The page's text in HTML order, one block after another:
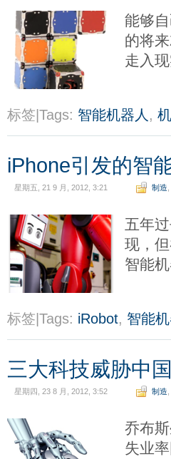
能够
的将
走入现
标签|Tags: 智能机器人 ,
iPhone引发的智
星期五, 21 9 月, 2012, 3:21 制造
五年
现，
智能
标签|Tags: iRobot, 智能
三大科技威胁中
星期四, 23 8 月, 2012, 3:52 制造
乔布
失业